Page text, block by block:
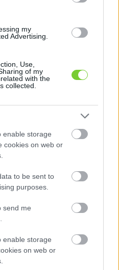
my
Advertising.
Use,
of my
with the
collected.
enable storage
cookies on web or
to be sent to
purposes.
send me
enable storage
on web or
REGISZTRÁCIÓ
fedezte fel Kovács
a piacon jól értékesíthető
(135 g), gömbölyded
borított. Húsa fehér, kemény
kellemesen fűszeres.